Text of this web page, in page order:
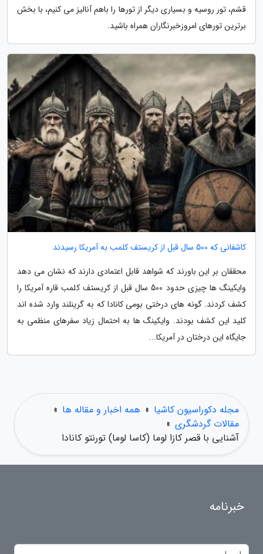
قشم، تور روسیه و بسیاری دیگر از تورها را باهم آنالیز می کنیم، با بخش
برترین تورهای امروزخبرنگاران همراه باشید.
کاشفانی که 500 سال قبل از کریستف کلمب به آمریکا رسیدند
محققان بر این باورند که شواهد قابل اعتمادی دارند که نشان می دهد
وایکینگ ها چیزی حدود 500 سال قبل از کریستف کلمب قاره آمریکا را
کشف کردند. گونه های درختی بومی کانادا که به گرینلند وارد شده اند
کلید این کشف بودند. وایکینگ ها به احتمال زیاد سفرهای منظمی به
جایگاه این درختان در آمریکا...
مجله دکوراسیون کاشیا » همه اخبار و مقاله ها »
مقالات گردشگری »
آشنایی با قصر کازا لوما (کاسا لوما) تورنتو کانادا
خبرنامه